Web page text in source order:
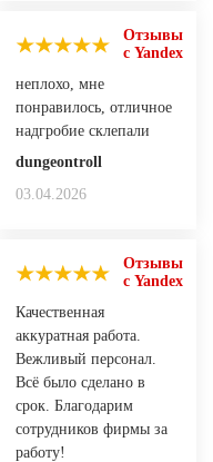
Отзывы
с Yandex
неплохо, мне
понравилось, отличное
надгробие склепали
dungeontroll
03.04.2026
Отзывы
с Yandex
Качественная
аккуратная работа.
Вежливый персонал.
Всё было сделано в
срок. Благодарим
сотрудников фирмы за
работу!